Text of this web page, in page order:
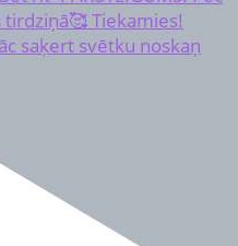
saķert svētku noskaņ